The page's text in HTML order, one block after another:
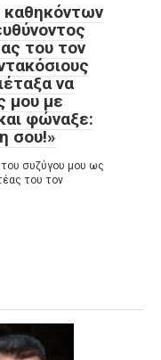
καθηκόντων
του τον
να
μου με
φώναξε:
σου!»
συζύγου μου ως
του τον